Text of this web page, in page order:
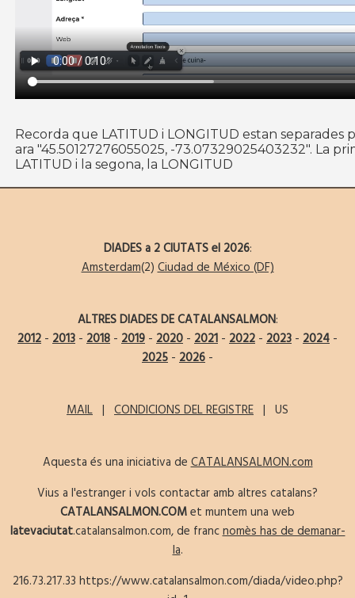
Recorda que LATITUD i LONGITUD estan separades
ara "45.50127276055025, -73.07329025403232". La
LATITUD i la segona, la LONGITUD
DIADES a 2 CIUTATS el 2026:
Amsterdam(2)Ciudad de México (DF)
ALTRES DIADES DE CATALANSALMON:
2012 - 2013 - 2018 - 2019 - 2020 - 2021 - 2022 - 2023 - 2024 -
2025 - 2026 -
MAIL | CONDICIONS DEL REGISTRE | US
Aquesta és una iniciativa deCATALANSALMON.com
Vius a l'estranger i vols contactar amb altres catalans?
CATALANSALMON.COMet muntem una web
latevaciutat.catalansalmon.com, de francnomès has de demanar-
la.
216.73.217.33 https://www.catalansalmon.com/diada/video.php?